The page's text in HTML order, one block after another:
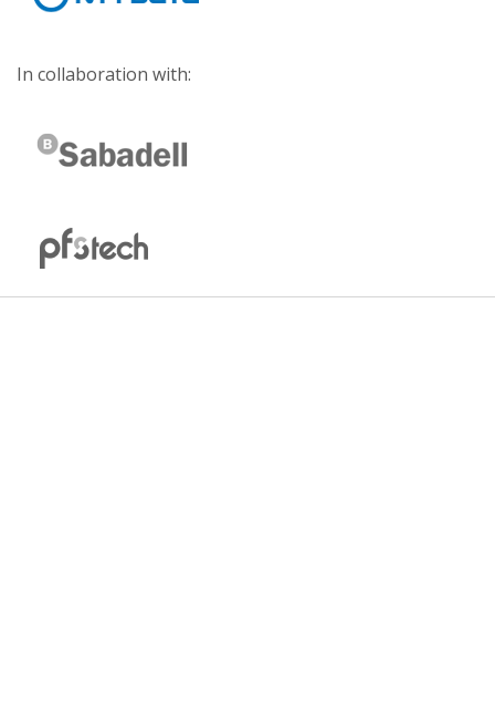
In collaboration with: